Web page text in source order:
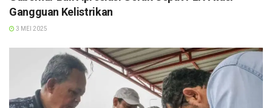
Gangguan Kelistrikan
3 MEI 2025